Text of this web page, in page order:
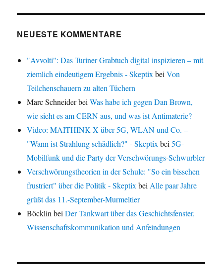
NEUESTE KOMMENTARE
"Avvolti": Das Turiner Grabtuch digital inspizieren – mit
ziemlich eindeutigem Ergebnis - Skeptix beiVon
Teilchenschauern zu alten Tüchern
Marc SchneiderbeiWas habe ich gegen Dan Brown,
wie sieht es am CERN aus, und was ist Antimaterie?
Video: MAITHINK X über 5G, WLAN und Co. –
"Wann ist Strahlung schädlich?" - Skeptix bei5G-
Mobilfunk und die Party der Verschwörungs-Schwurbler
Verschwörungstheorien in der Schule: "So ein bisschen
frustriert" über die Politik - Skeptix bei Alle paar Jahre
grüßt das 11.-September-Murmeltier
Böcklin beiDer Tankwart über das Geschichtsfenster,
Wissenschaftskommunikation und Anfeindungen